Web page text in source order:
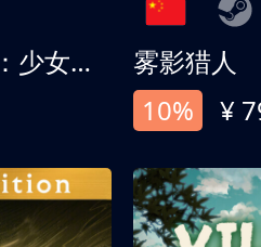
蔚蓝反射四重奏：少女们的奇迹
雾影猎人
10%
¥